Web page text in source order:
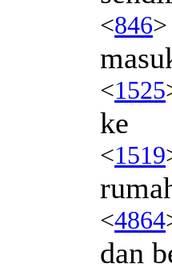
<846>
<1525
ke
<1519
<4864
dan